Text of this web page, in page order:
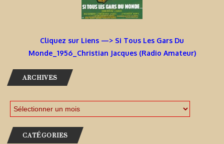
Cliquez sur Liens —> Si Tous Les Gars Du
Monde_1956_Christian Jacques (Radio Amateur)
ARCHIVES
CATÉGORIES